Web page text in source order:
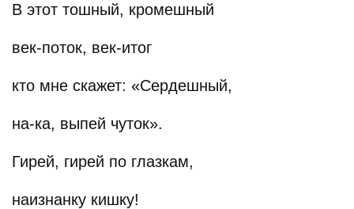
В этот тошный, кромешный
век-поток, век-итог
кто мне скажет: «Сердешный,
на-ка, выпей чуток».
Гирей, гирей по глазкам,
наизнанку кишку!